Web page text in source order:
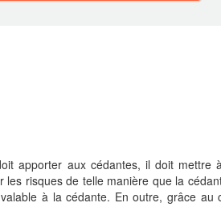
apporter aux cédantes, il doit
risques de telle manière que la
à la cédante. En outre, grâce